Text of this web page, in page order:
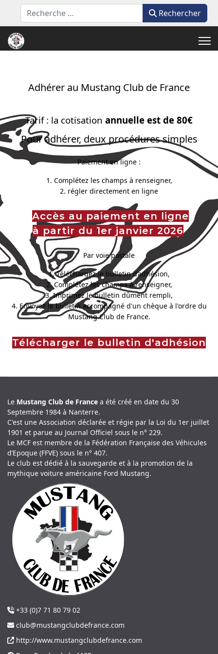
Rechercher Rechercher
Adhérer au Mustang Club de France
Tarif : la cotisation annuelle est de 80€
Pour adhérer, deux procédures simples
Paiement en ligne :
1. Complétez les champs à renseigner,
2. régler directement en ligne
Accès au paiement en ligne
à partir du 1er janvier 2026
Par voie postale
1. Téléchargez le bulletin d’adhésion,
2. Complétez les champs à renseigner,
3. Imprimez le bulletin dûment rempli,
4. Envoyez le bulletin accompagné d'un chèque à l'ordre du
Mustang Club de France.
Télécharger le bulletin d'adhésion
Le Mustang Club de France a été créé en date du 30
Septembre 1984 à Nanterre.
C'est une Association déclarée et régie par la Loi du 1er juillet
1901 et parue au Journal Officiel sous le n° 229.
Le MCF est membre de la Fédération Française des Véhicules
d’Epoque (FFVE) sous le n° 407.
Le club est dédié à la sauvegarde et à la promotion de la
mythique voiture américaine Ford Mustang.
+33 (0)7 71 80 79 02
club@mustangclubdefrance.com
http://www.mustangclubdefrance.com